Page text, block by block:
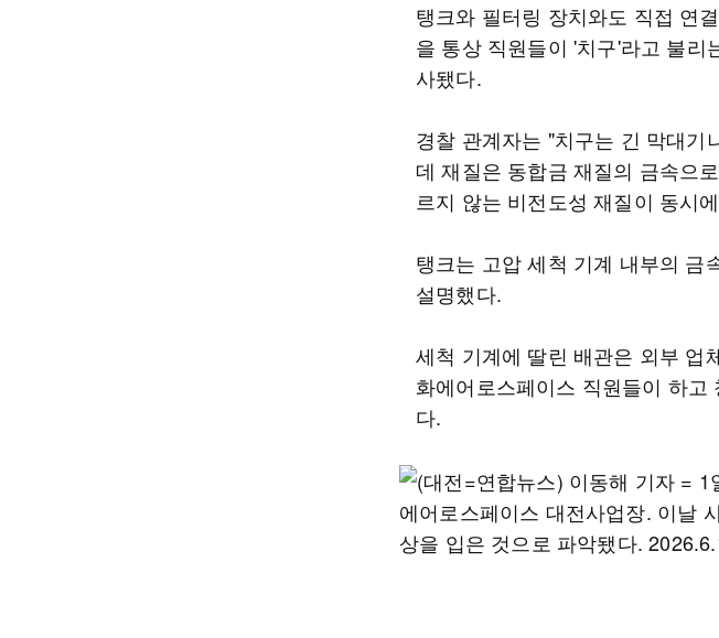
탱크와 필터링 장치와도 직접 연
을 통상 직원들이 '치구'라고 불리
사됐다.
경찰 관계자는 "치구는 긴 막대기
데 재질은 동합금 재질의 금속으
르지 않는 비전도성 재질이 동시
탱크는 고압 세척 기계 내부의 금
설명했다.
세척 기계에 딸린 배관은 외부 업
화에어로스페이스 직원들이 하
다.